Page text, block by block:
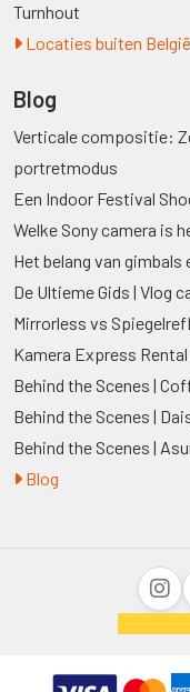
Turnhout
Locaties buiten België
Blog
Verticale compositie:
portretmodus
Een Indoor Festival
Welke Sony camera is
Het belang van
De Ultieme Gids | Vlog
Mirrorless vs
Kamera Express
Behind the Scenes |
Behind the Scenes |
Behind the Scenes |
Blog